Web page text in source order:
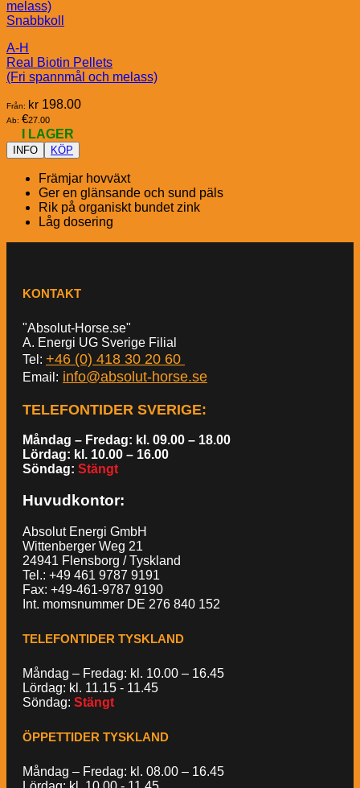
Snabbkoll
A-H
Real Biotin Pellets
(Fri spannmål och melass)
Från: kr 198.00
Ab: €27.00
I LAGER
INFO KÖP
Främjar hovväxt
Ger en glänsande och sund päls
Rik på organiskt bundet zink
Låg dosering
KONTAKT
"Absolut-Horse.se"
A. Energi UG Sverige Filial
Tel: +46 (0) 418 30 20 60
Email: info@absolut-horse.se
TELEFONTIDER SVERIGE:
Måndag – Fredag: kl. 09.00 – 18.00
Lördag: kl. 10.00 – 16.00
Söndag: Stängt
Huvudkontor:
Absolut Energi GmbH
Wittenberger Weg 21
24941 Flensborg / Tyskland
Tel.: +49 461 9787 9191
Fax: +49-461-9787 9190
Int. momsnummer DE 276 840 152
TELEFONTIDER TYSKLAND
Måndag – Fredag: kl. 10.00 – 16.45
Lördag: kl. 11.15 - 11.45
Söndag: Stängt
ÖPPETTIDER TYSKLAND
Måndag – Fredag: kl. 08.00 – 16.45